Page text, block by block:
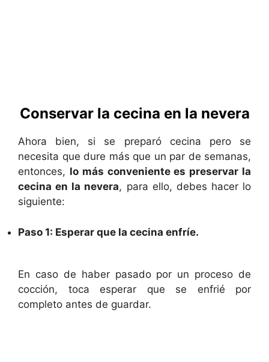
Conservar la cecina en la nevera
Ahora bien, si se preparó cecina pero se
necesita que dure más que un par de semanas,
entonces, lo más conveniente es preservar la
cecina en la nevera, para ello, debes hacer lo
siguiente:
Paso 1: Esperar que la cecina enfríe.
En caso de haber pasado por un proceso de
cocción, toca esperar que se enfrié por
completo antes de guardar.